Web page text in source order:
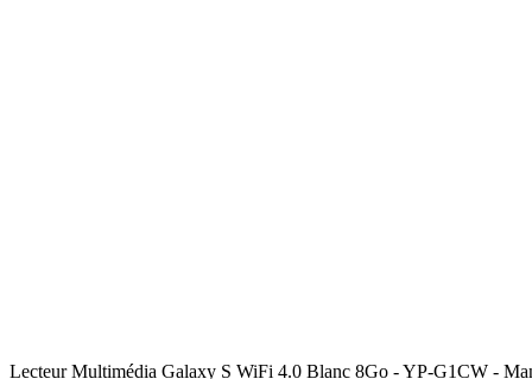
Lecteur Multimédia Galaxy S WiFi 4.0 Blanc 8Go - YP-G1CW -